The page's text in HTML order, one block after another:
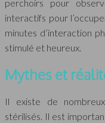
perchoirs pour
interactifs pour
minutes d’interaction
stimulé et heureux.
Mythes et
Il existe de
stérilisés. Il est